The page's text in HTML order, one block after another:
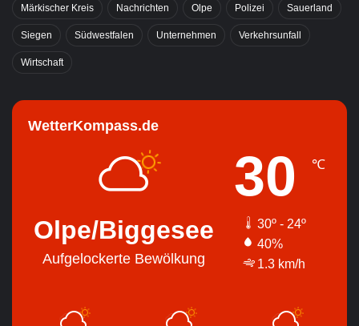
Märkischer Kreis Nachrichten Olpe Polizei Sauerland
Siegen Südwestfalen Unternehmen Verkehrsunfall
Wirtschaft
WetterKompass.de
Olpe/Biggesee
Aufgelockerte Bewölkung
30 ℃
30º - 24º
40%
1.3 km/h